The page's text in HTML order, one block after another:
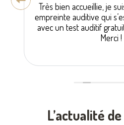
Très bien accueillie, je
empreinte auditive qui
avec un test auditif
Merci !
L’actualité